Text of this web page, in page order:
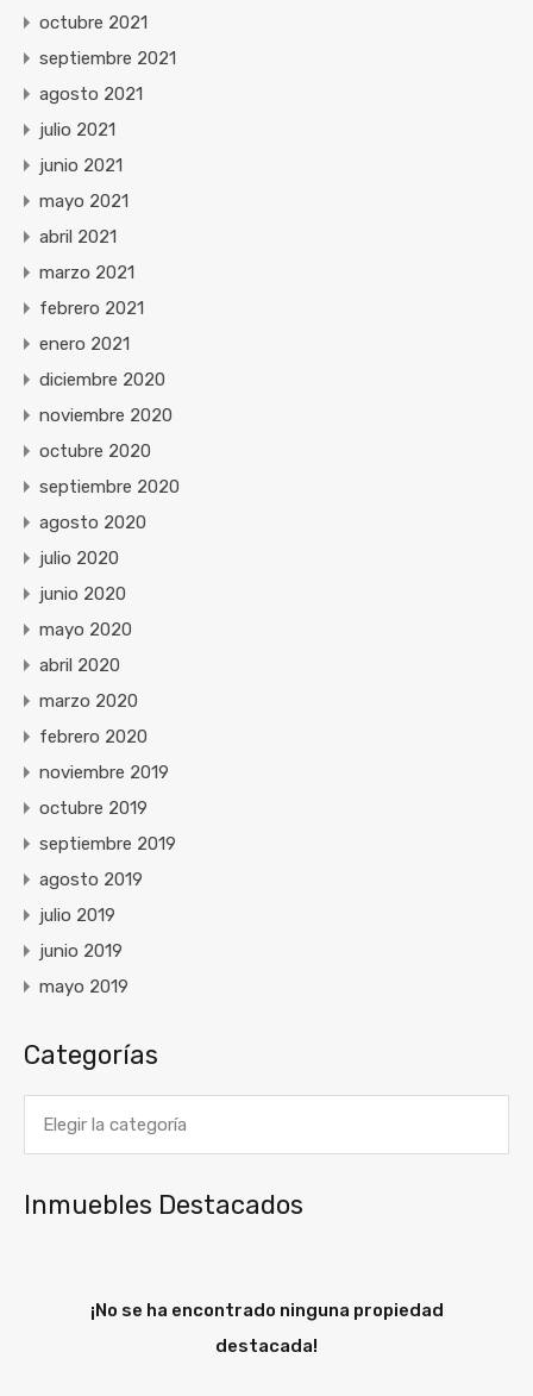
octubre 2021
septiembre 2021
agosto 2021
julio 2021
junio 2021
mayo 2021
abril 2021
marzo 2021
febrero 2021
enero 2021
diciembre 2020
noviembre 2020
octubre 2020
septiembre 2020
agosto 2020
julio 2020
junio 2020
mayo 2020
abril 2020
marzo 2020
febrero 2020
noviembre 2019
octubre 2019
septiembre 2019
agosto 2019
julio 2019
junio 2019
mayo 2019
Categorías
Inmuebles Destacados
¡No se ha encontrado ninguna propiedad
destacada!